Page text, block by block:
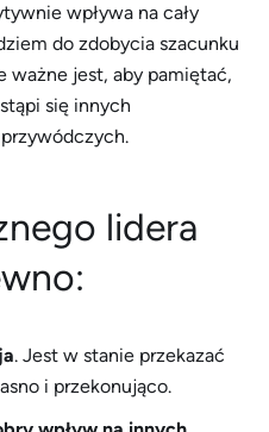
wpływa na cały
do zdobycia szacunku
ważne jest, aby pamiętać,
się innych
lidera
. Jest w stanie przekazać
i przekonująco.